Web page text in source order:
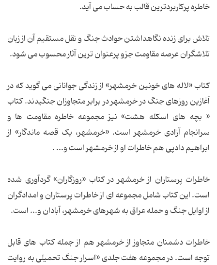
خاطره پرکاربردترین قالب به حساب می آید.
تلاش برای زنده نگاهداشتن حوادث جنگ و نقل مستقیم آن از زبان
تلاشگران عرصه مقاومت جزو پرعنوان ترین آثار محسوب می شود.
کتاب «لاله های خونین خرمشهر» از زندگی جوانانی می گوید که در
آغازین روزهای جنگ در خرمشهر در برابر متجاوزان جنگیدند. کتاب
« بچه های اسکله هشت» نیز مجموعه خاطره مقاومت ها و
سرانجام آزادی خرمشهر است. «خرمشهر، یک قصه ماندگار» از
ابراهیم دادپی هم خاطرات او از خرمشهر است و... .
خاطرات پرستاران از خرمشهر در کتاب «روزگاران» گردآوری شده
است. این کتاب شامل مجموعه ای از خاطرات پرستاران و امدادگران
از اوایل جنگ و حمله عراق به شهرهای خرمشهر، آبادان و... است.
خاطرات دشمنان متجاوز از خرمشهر هم از جمله کتاب های قابل
توجه است. در مجموعه هفت جلدی «اسرار جنگ تحمیلی به روایت